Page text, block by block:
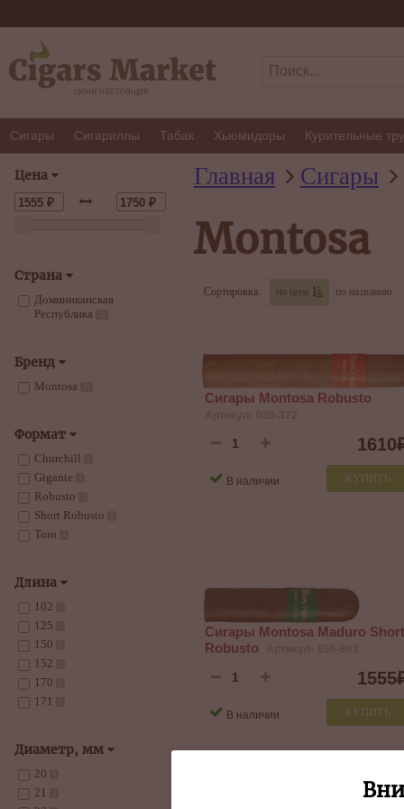
Сигары Сигариллы Табак Хьюмидоры Курительные
Цена
Страна
Доминиканская
Республика
Бренд
Montosa
Формат
Churchill
Gigante
Robusto
Short Robusto
Toro
Длина
102
125
150
152
170
171
Диаметр, мм
20
21
Главная Сигары
Montosa
Сортировка: по цене по названию
Сигары Montosa Robusto
1610
КУПИТЬ
В наличии
Сигары Montosa Maduro Short
Robusto
1555
КУПИТЬ
В наличии